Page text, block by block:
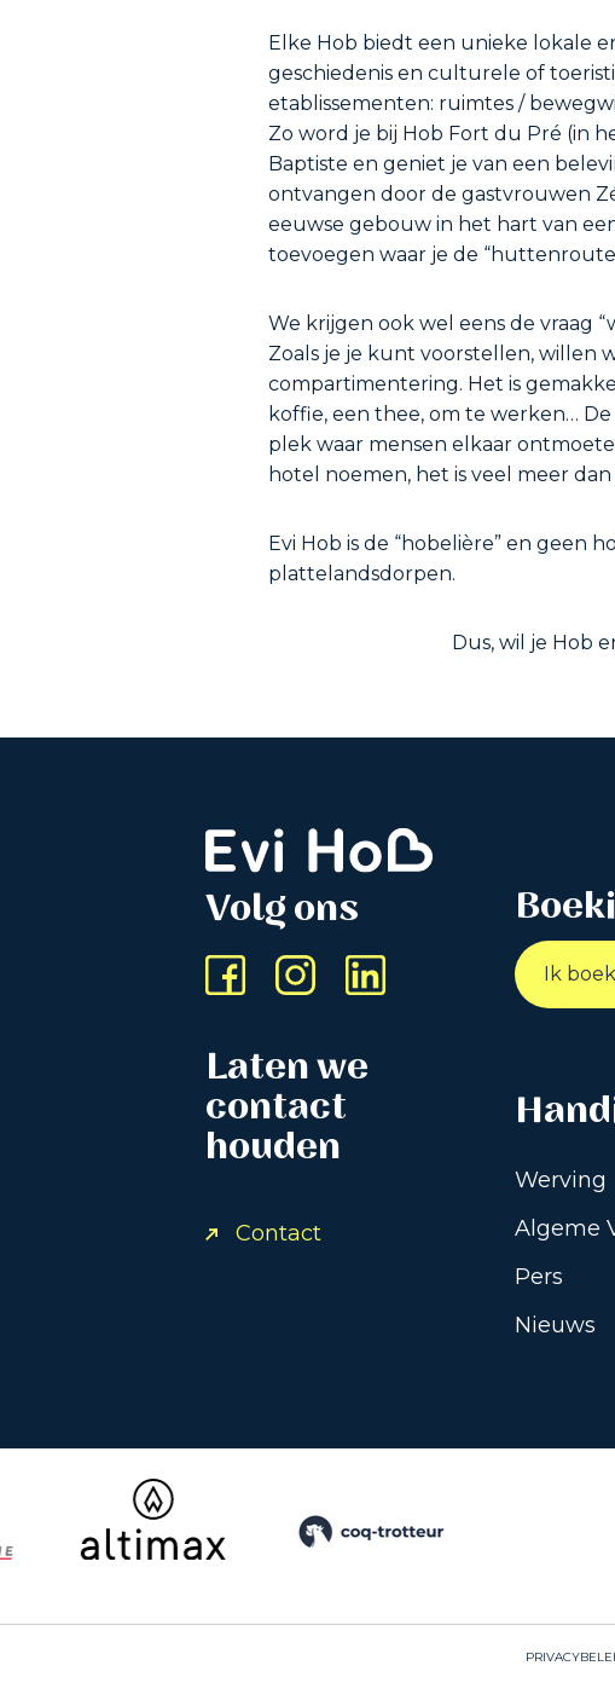
Elke Hob biedt een unieke lokale
geschiedenis en culturele of
etablissementen: ruimtes /
Zo word je bij Hob Fort du Pré (in
Baptiste en geniet je van een
ontvangen door de gastvrouwen
eeuwse gebouw in het hart van
toevoegen waar je de
We krijgen ook wel eens de vraag
Zoals je je kunt voorstellen, willen
compartimentering. Het is
koffie, een thee, om te werken…
plek waar mensen elkaar
hotel noemen, het is veel meer
Evi Hob is de “hobelière” en geen
plattelandsdorpen.
Dus, wil je Hob
Volg ons
Laten we
contact
houden
Contact
Ik
Werving
Algeme
Pers
Nieuws